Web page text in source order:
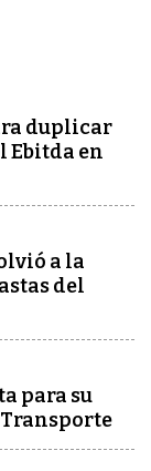
duplicar
Ebitda en
a la
del
para su